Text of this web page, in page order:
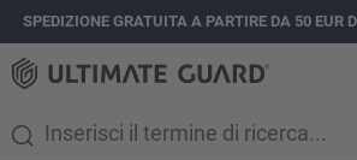
principale
SPEDIZIONE GRATUITA A PARTIRE DA 50 EUR